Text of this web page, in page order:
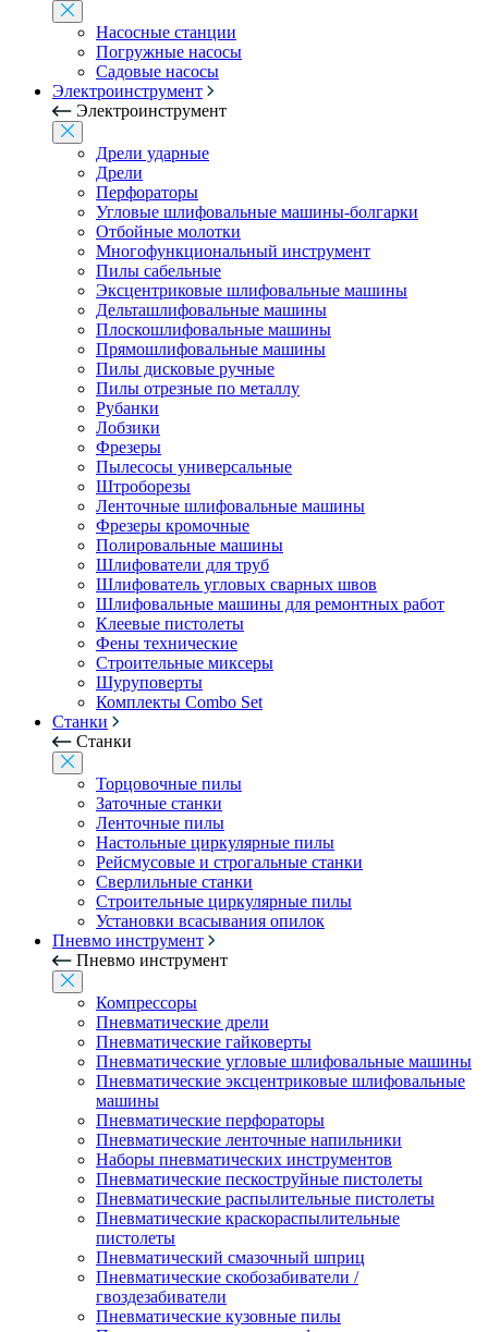
Насосные станции
Погружные насосы
Садовые насосы
Электроинструмент
Электроинструмент
Дрели ударные
Дрели
Перфораторы
Угловые шлифовальные машины-болгарки
Отбойные молотки
Многофункциональный инструмент
Пилы сабельные
Эксцентриковые шлифовальные машины
Дельташлифовальные машины
Плоскошлифовальные машины
Прямошлифовальные машины
Пилы дисковые ручные
Пилы отрезные по металлу
Рубанки
Лобзики
Фрезеры
Пылесосы универсальные
Штроборезы
Ленточные шлифовальные машины
Фрезеры кромочные
Полировальные машины
Шлифователи для труб
Шлифователь угловых сварных швов
Шлифовальные машины для ремонтных работ
Клеевые пистолеты
Фены технические
Строительные миксеры
Шуруповерты
Комплекты Combo Set
Станки
Станки
Торцовочные пилы
Заточные станки
Ленточные пилы
Настольные циркулярные пилы
Рейсмусовые и строгальные станки
Сверлильные станки
Строительные циркулярные пилы
Установки всасывания опилок
Пневмо инструмент
Пневмо инструмент
Компрессоры
Пневматические дрели
Пневматические гайковерты
Пневматические угловые шлифовальные машины
Пневматические эксцентриковые шлифовальные
машины
Пневматические перфораторы
Пневматические ленточные напильники
Наборы пневматических инструментов
Пневматические пескоструйные пистолеты
Пневматические распылительные пистолеты
Пневматические краскораспылительные
пистолеты
Пневматический смазочный шприц
Пневматические скобозабиватели /
гвоздезабиватели
Пневматические кузовные пилы